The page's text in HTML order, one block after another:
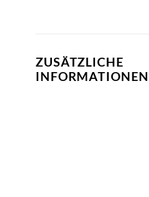
ZUSÄTZLICHE
INFORMATIONEN